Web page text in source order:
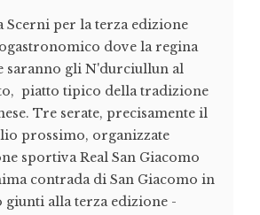
Scerni per la terza edizione
dove la regina
saranno gli N'durciullun al
piatto tipico della tradizione
Tre serate, precisamente il
prossimo, organizzate
sportiva Real San Giacomo
contrada di San Giacomo in
giunti alla terza edizione -